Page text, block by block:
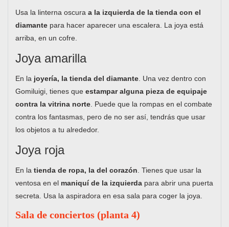
Usa la linterna oscura a la izquierda de la tienda con el
diamante para hacer aparecer una escalera. La joya está
arriba, en un cofre.
Joya amarilla
En la joyería, la tienda del diamante. Una vez dentro con
Gomiluigi, tienes que estampar alguna pieza de equipaje
contra la vitrina norte. Puede que la rompas en el combate
contra los fantasmas, pero de no ser así, tendrás que usar
los objetos a tu alrededor.
Joya roja
En la tienda de ropa, la del corazón. Tienes que usar la
ventosa en el maniquí de la izquierda para abrir una puerta
secreta. Usa la aspiradora en esa sala para coger la joya.
Sala de conciertos (planta 4)